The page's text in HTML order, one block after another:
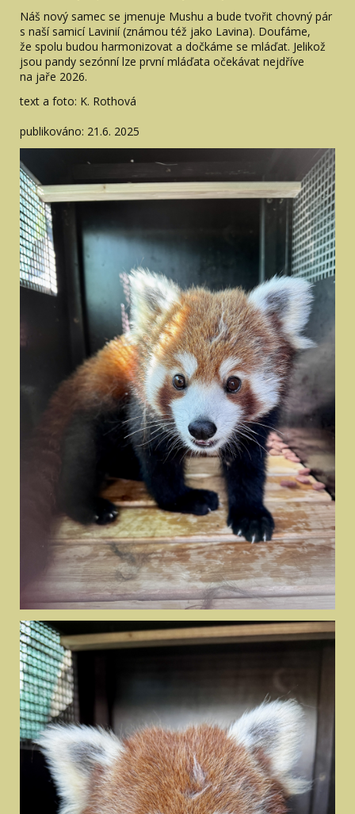
Náš nový samec se jmenuje Mushu a bude tvořit chovný pár
s naší samicí Lavinií (známou též jako Lavina). Doufáme,
že spolu budou harmonizovat a dočkáme se mláďat. Jelikož
jsou pandy sezónní lze první mláďata očekávat nejdříve
na jaře 2026.
text a foto: K. Rothová
publikováno: 21.6. 2025